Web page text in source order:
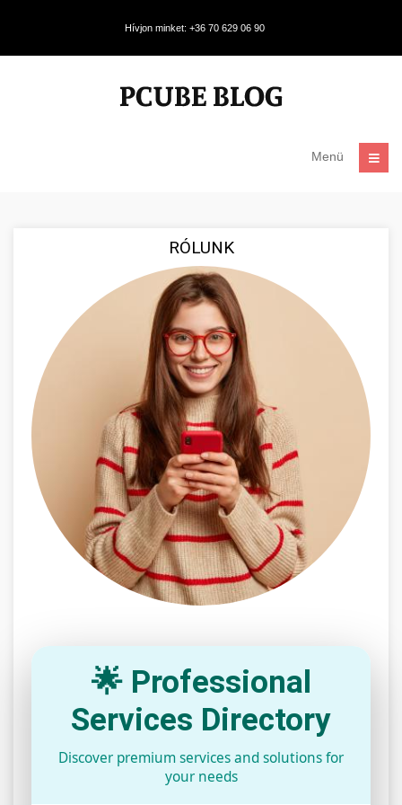
Hívjon minket: +36 70 629 06 90
Menü
RÓLUNK
🌟 Professional
Services Directory
Discover premium services and solutions for
your needs